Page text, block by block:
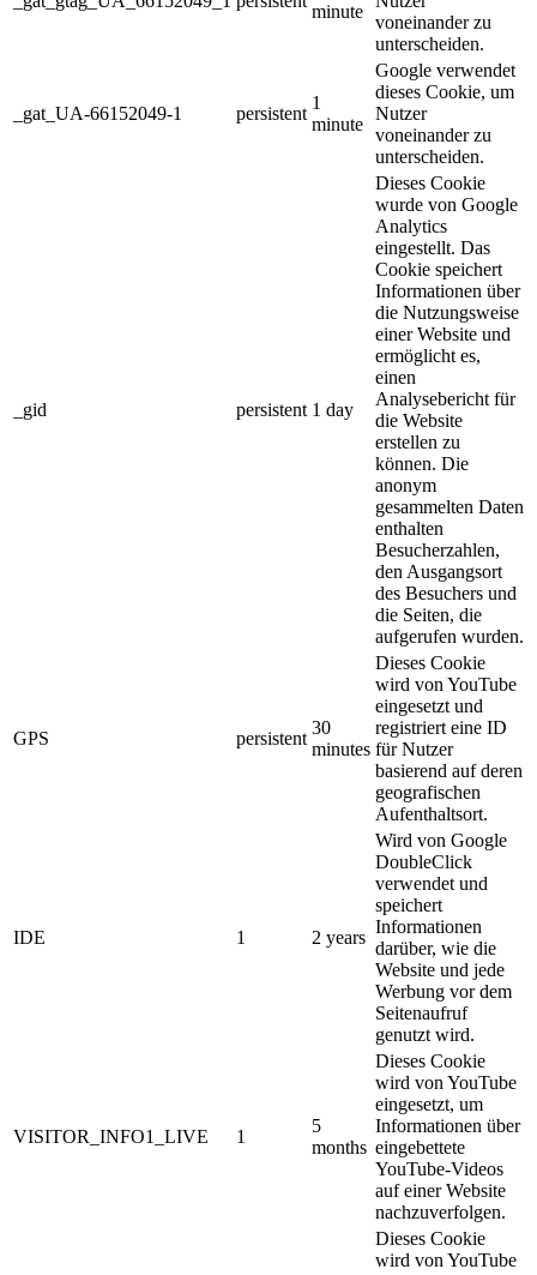
minute
voneinander zu
unterscheiden.
_gat_UA-66152049-1 persistent
1
minute
Google verwendet
dieses Cookie, um
Nutzer
voneinander zu
unterscheiden.
_gid persistent 1 day
Dieses Cookie
wurde von Google
Analytics
eingestellt. Das
Cookie speichert
Informationen über
die Nutzungsweise
einer Website und
ermöglicht es,
einen
Analysebericht für
die Website
erstellen zu
können. Die
anonym
gesammelten Daten
enthalten
Besucherzahlen,
den Ausgangsort
des Besuchers und
die Seiten, die
aufgerufen wurden.
GPS persistent
30
minutes
Dieses Cookie
wird von YouTube
eingesetzt und
registriert eine ID
für Nutzer
basierend auf deren
geografischen
Aufenthaltsort.
IDE 1 2 years
Wird von Google
DoubleClick
verwendet und
speichert
Informationen
darüber, wie die
Website und jede
Werbung vor dem
Seitenaufruf
genutzt wird.
VISITOR_INFO1_LIVE 1
5
months
Dieses Cookie
wird von YouTube
eingesetzt, um
Informationen über
eingebettete
YouTube-Videos
auf einer Website
nachzuverfolgen.
Dieses Cookie
wird von YouTube